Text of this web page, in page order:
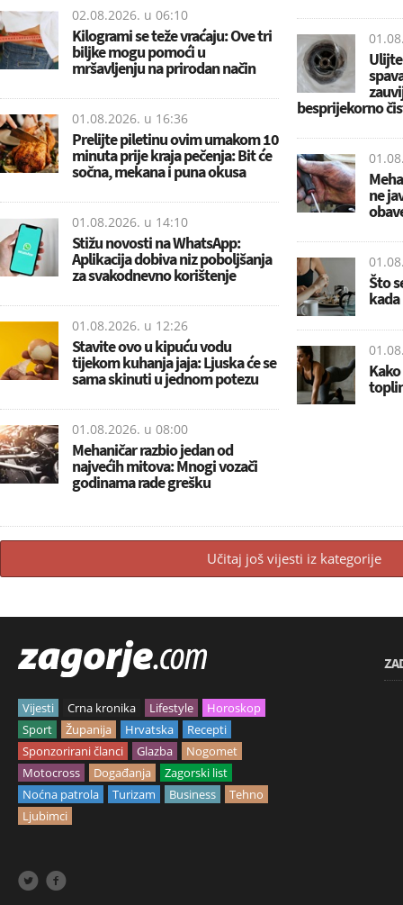
02.08.2026. u 06:10
Kilogrami se teže vraćaju: Ove tri
biljke mogu pomoći u
mršavljenju na prirodan način
01.08.2026. u 16:36
Prelijte piletinu ovim umakom 10
minuta prije kraja pečenja: Bit će
sočna, mekana i puna okusa
01.08.2026. u 14:10
Stižu novosti na WhatsApp:
Aplikacija dobiva niz poboljšanja
za svakodnevno korištenje
01.08.2026. u 12:26
Stavite ovo u kipuću vodu
tijekom kuhanja jaja: Ljuska će se
sama skinuti u jednom potezu
01.08.2026. u 08:00
Mehaničar razbio jedan od
najvećih mitova: Mnogi vozači
godinama rade grešku
besprijekorno
ne
Što
Učitaj još vijesti iz kategorije
Vijesti Crna kronika Lifestyle
Horoskop
Sport
Županija Hrvatska
Recepti
Sponzorirani članci
Glazba
Nogomet
Motocross
Događanja
Zagorski list
Noćna patrola
Turizam Business
Tehno
Ljubimci
 